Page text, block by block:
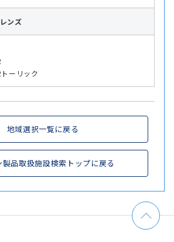
ンズ
ーリック
地域選択一覧に戻る
製品取扱施設検索トップに戻る